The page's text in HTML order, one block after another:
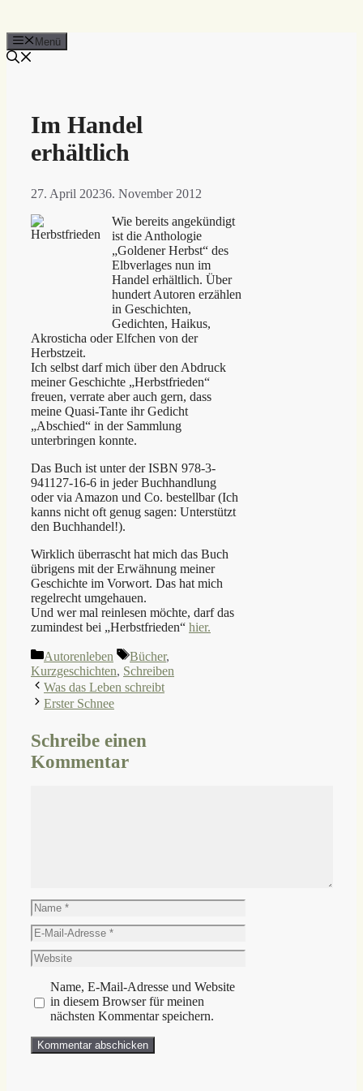
Menü
Im Handel
erhältlich
27. April 20236. November 2012
Wie bereits angekündigt
ist die Anthologie
„Goldener Herbst“ des
Elbverlages nun im
Handel erhältlich. Über
hundert Autoren erzählen
in Geschichten,
Gedichten, Haikus,
Akrosticha oder Elfchen von der
Herbstzeit.
Ich selbst darf mich über den Abdruck
meiner Geschichte „Herbstfrieden“
freuen, verrate aber auch gern, dass
meine Quasi-Tante ihr Gedicht
„Abschied“ in der Sammlung
unterbringen konnte.
Das Buch ist unter der ISBN 978-3-
941127-16-6 in jeder Buchhandlung
oder via Amazon und Co. bestellbar (Ich
kanns nicht oft genug sagen: Unterstützt
den Buchhandel!).
Wirklich überrascht hat mich das Buch
übrigens mit der Erwähnung meiner
Geschichte im Vorwort. Das hat mich
regelrecht umgehauen.
Und wer mal reinlesen möchte, darf das
zumindest bei „Herbstfrieden“ hier.
Kategorien
Autorenleben Schlagwörter
Bücher,
Kurzgeschichten, Schreiben
Was das Leben schreibt
Erster Schnee
Schreibe einen
Kommentar
Name
E-
Mail-
Adresse
Website
Name, E-Mail-Adresse und Website
in diesem Browser für meinen
nächsten Kommentar speichern.